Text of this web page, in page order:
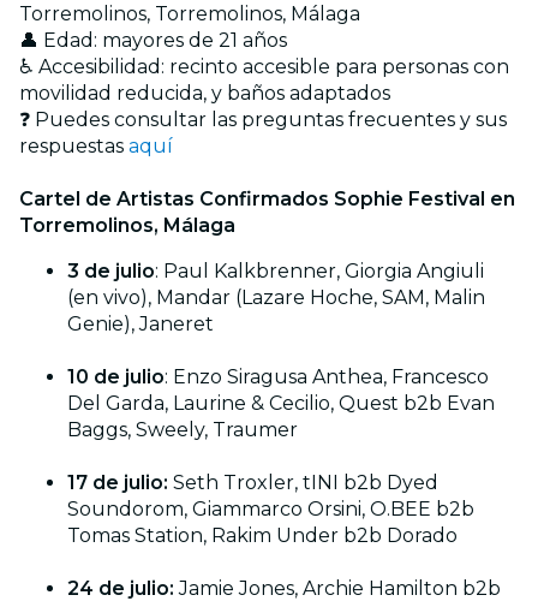
Torremolinos, Torremolinos, Málaga
👤 Edad: mayores de 21 años
♿ Accesibilidad: recinto accesible para personas con
movilidad reducida, y baños adaptados
❓ Puedes consultar las preguntas frecuentes y sus
respuestas aquí
Cartel de Artistas Confirmados Sophie Festival en
Torremolinos, Málaga
3 de julio: Paul Kalkbrenner, Giorgia Angiuli
(en vivo), Mandar (Lazare Hoche, SAM, Malin
Genie), Janeret
10 de julio: Enzo Siragusa Anthea, Francesco
Del Garda, Laurine & Cecilio, Quest b2b Evan
Baggs, Sweely, Traumer
17 de julio: Seth Troxler, tINI b2b Dyed
Soundorom, Giammarco Orsini, O.BEE b2b
Tomas Station, Rakim Under b2b Dorado
24 de julio: Jamie Jones, Archie Hamilton b2b